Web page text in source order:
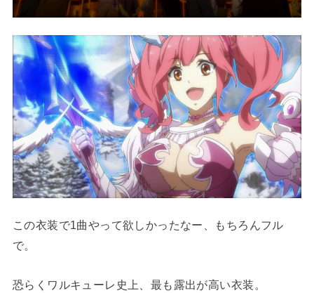
この衣装で1曲やって欲しかったなー、もちろんフル
で。
恐らくワルキューレ史上、最も露出が高い衣装。